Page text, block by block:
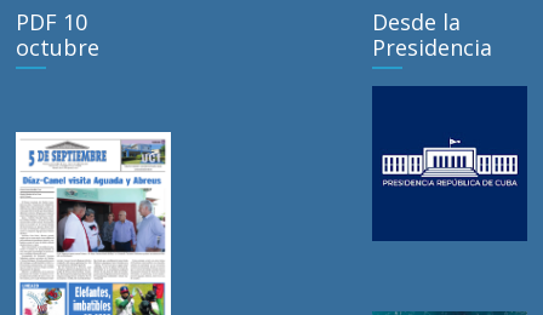
PDF 10
octubre
Desde la
Presidencia